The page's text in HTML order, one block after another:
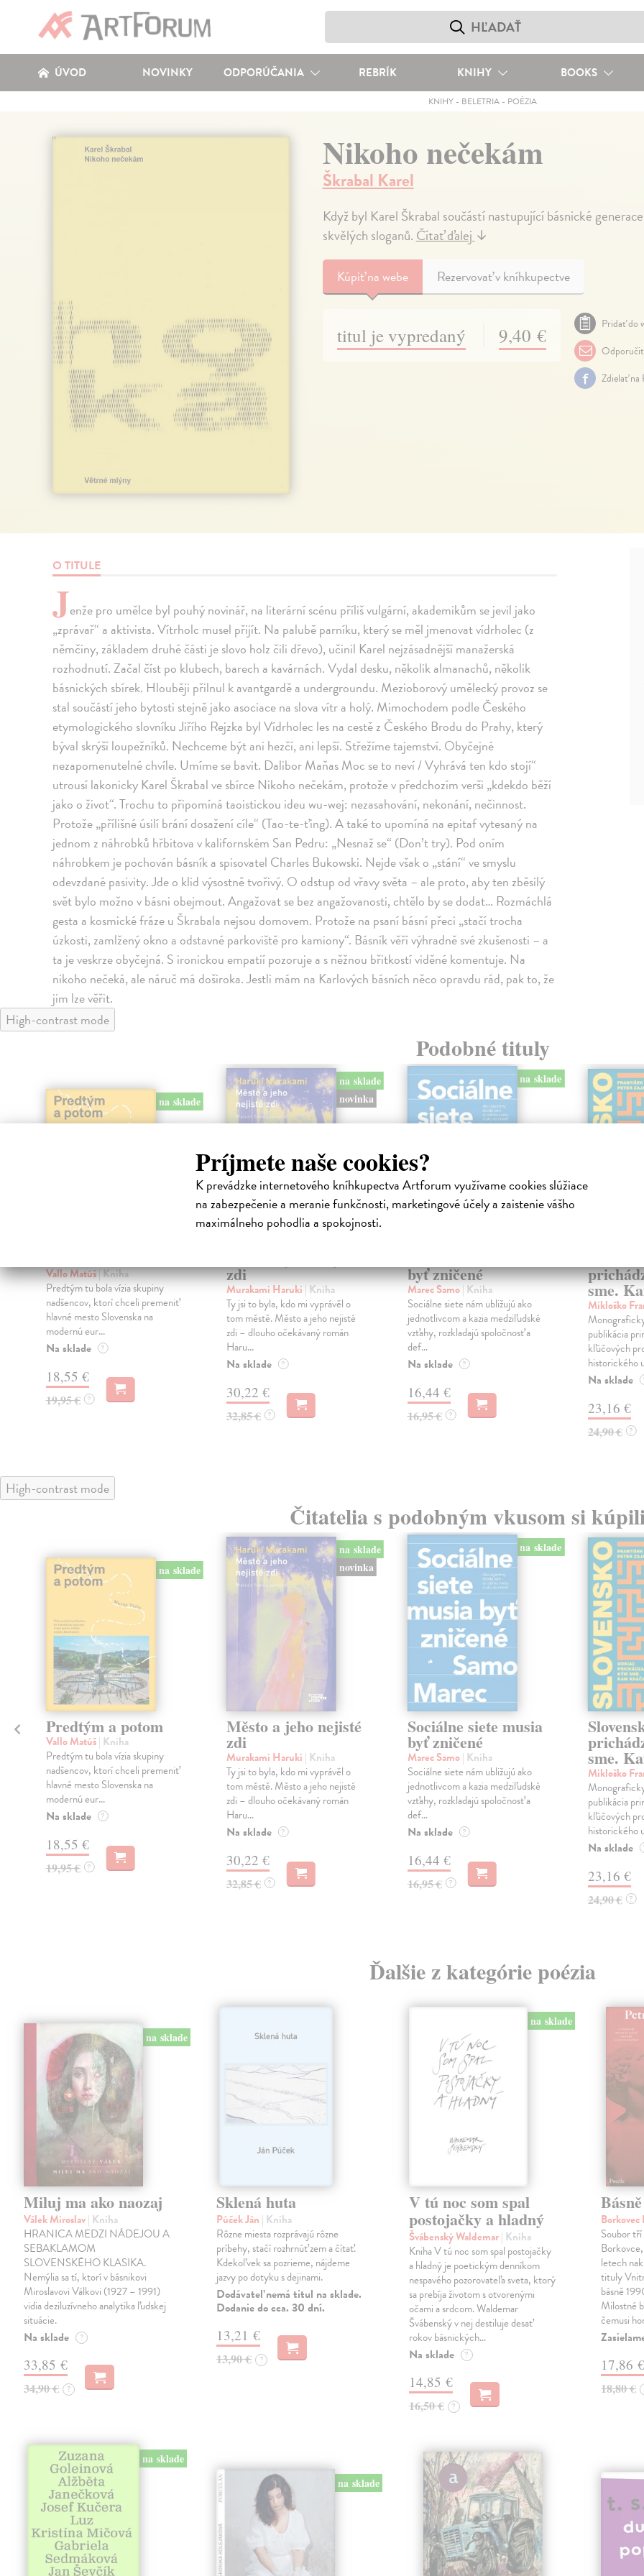
Príjmete naše cookies?
K prevádzke internetového kníhkupectva Artforum využívame cookies slúžiace
na zabezpečenie a meranie funkčnosti, marketingové účely a zaistenie vášho
maximálneho pohodlia a spokojnosti.
ÚVOD NOVINKY ODPORÚČANIA REBRÍK KNIHY BOOKS
KNIHY - BELETRIA - POÉZIA
Nikoho nečekám
Škrabal Karel
Když byl Karel Škrabal součástí nastupující básnické
skvělých sloganů.Čítať ďalej↓
Kúpiťna webe Rezervovať v kníhkupectve
titul je vypredaný 9,40 €
Pridať do
Zdielať na
O TITULE
Jenže pro umělce byl pouhý novinář, na literární scénu příliš vulgární, akademikům se jevil jako
„zprávař“ a aktivista. Vítrholc musel přijít. Na palubě parníku, který se měl jmenovat vídrholec (z
němčiny, základem druhé části je slovo holz čili dřevo), učinil Karel nejzásadnější manažerská
rozhodnutí. Začal číst po klubech, barech a kavárnách. Vydal desku, několik almanachů, několik
básnických sbírek. Hlouběji přilnul k avantgardě a undergroundu. Mezioborový umělecký provoz se
stal součástí jeho bytosti stejně jako asociace na slova vítr a holý. Mimochodem podle Českého
etymologického slovníku Jiřího Rejzka byl Vídrholec les na cestě z Českého Brodu do Prahy, který
býval skrýší loupežníků. Nechceme být ani hezčí, ani lepší. Střežíme tajemství. Obyčejné
nezapomenutelné chvíle. Umíme se bavit. Dalibor Maňas Moc se to neví / Vyhrává ten kdo stojí“
utrousí lakonicky Karel Škrabal ve sbírce Nikoho nečekám, protože v předchozím verši „kdekdo běží
jako o život“. Trochu to připomíná taoistickou ideu wu-wej: nezasahování, nekonání, nečinnost.
Protože „přílišné úsilí brání dosažení cíle“ (Tao-te-ťing). A také to upomíná na epitaf vytesaný na
jednom z náhrobků hřbitova v kalifornském San Pedru: „Nesnaž se“ (Don’t try). Pod oním
náhrobkem je pochován básník a spisovatel Charles Bukowski. Nejde však o „stání“ ve smyslu
odevzdané pasivity. Jde o klid výsostně tvořivý. O odstup od vřavy světa – ale proto, aby ten zběsilý
svět bylo možno v básni obejmout. Angažovat se bez angažovanosti, chtělo by se dodat… Rozmáchlá
gesta a kosmické fráze u Škrabala nejsou domovem. Protože na psaní básní přeci „stačí trocha
úzkosti, zamlžený okno a odstavné parkoviště pro kamiony“. Básník věří výhradně své zkušenosti – a
ta je veskrze obyčejná. S ironickou empatií pozoruje a s něžnou břitkostí viděné komentuje. Na
nikoho nečeká, ale náruč má doširoka. Jestli mám na Karlových básních něco opravdu rád, pak to, že
jim lze věřit.
High-contrast mode
Podobné tituly
na sklade
Vallo Matúš| Kniha
Predtým tu bola vízia skupiny
nadšencov, ktorí chceli premeniť
hlavné mesto Slovenska na
modernú eur...
Na sklade ?
18,55 €
19,95 € ?
na sklade
novinka
zdi
Murakami Haruki | Kniha
Ty jsi to byla, kdo mi vyprávěl o
tom městě. Město a jeho nejisté
zdi – dlouho očekávaný román
Haru...
Na sklade ?
30,22 €
32,85 € ?
na sklade
byť zničené
Marec Samo | Kniha
Sociálne siete nám ubližujú ako
jednotlivcom a kazia medziľudské
vzťahy, rozkladajú spoločnosť a
def...
Na sklade ?
16,44 €
16,95 € ?
sme.
Mikloško
publikácia
kľúčových
historického
Na sklade
23,16 €
24,90 € ?
High-contrast mode
Čitatelia s podobným vkusom si
na sklade
Predtým a potom
Vallo Matúš| Kniha
Predtým tu bola vízia skupiny
nadšencov, ktorí chceli premeniť
hlavné mesto Slovenska na
modernú eur...
Na sklade ?
18,55 €
19,95 € ?
na sklade
novinka
Město a jeho nejisté
zdi
Murakami Haruki | Kniha
Ty jsi to byla, kdo mi vyprávěl o
tom městě. Město a jeho nejisté
zdi – dlouho očekávaný román
Haru...
Na sklade ?
30,22 €
32,85 € ?
na sklade
Sociálne siete musia
byť zničené
Marec Samo| Kniha
Sociálne siete nám ubližujú ako
jednotlivcom a kazia medziľudské
vzťahy, rozkladajú spoločnosť a
def...
Na sklade ?
16,44 €
16,95 € ?
sme.
Mikloško
publikácia
kľúčových
historického
Na sklade
23,16 €
24,90 € ?
Ďalšie z kategórie poézia
na sklade
Miluj ma ako naozaj
Válek Miroslav| Kniha
HRANICA MEDZI NÁDEJOU A
SEBAKLAMOM
SLOVENSKÉHO KLASIKA.
Nemýlia sa tí, ktorí v básnikovi
Miroslavovi Válkovi (1927 – 1991)
vidia deziluzívneho analytika ľudskej
situácie.
Na sklade ?
33,85 €
34,90 € ?
Sklená huta
Púček Ján | Kniha
Rôzne miesta rozprávajú rôzne
príbehy, stačí rozhrnúť zem a čítať.
Kdekoľvek sa pozrieme, nájdeme
jazvy po dotyku s dejinami.
Dodávateľ nemá titul na sklade.
Dodanie do cca. 30 dní.
13,21 €
13,90 € ?
na sklade
V tú noc som spal
postojačky a hladný
Švábenský Waldemar| Kniha
Kniha V tú noc som spal postojačky
a hladný je poetickým denníkom
nespavého pozorovateľa sveta, ktorý
sa prebíja životom s otvorenými
očami a srdcom. Waldemar
Švábenský v nej destiluje desať
rokov básnických…
Na sklade ?
14,85 €
16,50 € ?
Básně
Borkovec
Soubor
letech
tituly
básně
Milostné
čemusi
17,86 €
18,80 €
na sklade
na sklade